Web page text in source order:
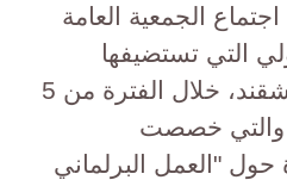
الجمعية العامة
التي تستضيفها
العاصمة الأوزبكية طشقند، خلال الفترة من 5
والتي خصصت
"العمل البرلماني